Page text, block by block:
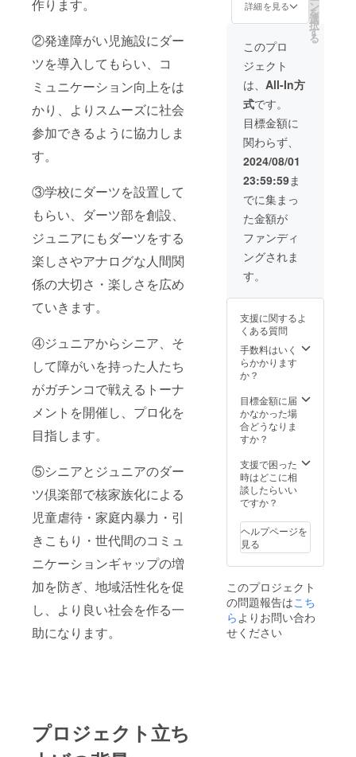
作ります。
②発達障がい児施設にダー
ツを導入してもらい、コ
ミュニケーション向上をは
かり、よりスムーズに社会
参加できるように協力しま
す。
③学校にダーツを設置して
もらい、ダーツ部を創設、
ジュニアにもダーツをする
楽しさやアナログな人間関
係の大切さ・楽しさを広め
ていきます。
④ジュニアからシニア、そ
して障がいを持った人たち
がガチンコで戦えるトーナ
メントを開催し、プロ化を
目指します。
⑤シニアとジュニアのダー
ツ倶楽部で核家族化による
児童虐待・家庭内暴力・引
きこもり・世代間のコミュ
ニケーションギャップの増
加を防ぎ、地域活性化を促
し、より良い社会を作る一
助になります。
プロジェクト立ち
支援者
さい。
も体も
健康に
なりま
しょ
う。
ダーツ
などは
全て持
ち込む
ので準
備は不
要で
す。 日
程など
詳しい
詳細は
メッ
セージ
などに
て打ち
合わせ
ればと
す。 ※
支援者
様にご
負担頂
く費用
いませ
ん。 ・
実施概
要 120
・有効
期限
2024年
12月30
施場
所 支
援者の
ご要望
ます
（ダー
ツが2台
置ける
スペー
ならど
こでも
行きま
す。
NICE
ダーツ
倶楽部
のイン
ストラ
クター
が出張
して
ダーツ
のレク
チャー
をさせ
て頂
き、
ダーツ
をしな
がら頭
なりま
う。
ダーツ
などは
全て持
ち込む
備は不
要で
す。 日
程など
詳細は
メッ
セージ
などに
合わせ
をさせ
て頂け
ればと
す。 ※
支援者
様にご
負担頂
く費用
詳細を見る ン
を
選
択
す
る
このプロ
ジェクト
は、 All-In方
式です。
目標金額に
関わらず、
2024/08/01
23:59:59ま
でに集まっ
た金額が
ファンディ
ングされま
す。
支援に関するよ
くある質問
手数料はいく
らかかります
か？
目標金額に届
かなかった場
合どうなりま
すか？
支援で困った
時はどこに相
談したらいい
ですか？
ヘルプページを
見る
このプロジェクト
の問題報告はこち
ら よりお問い合わ
せください